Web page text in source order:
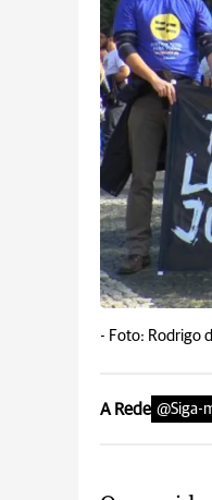
- Foto: Rodrigo
A Rede @Siga-